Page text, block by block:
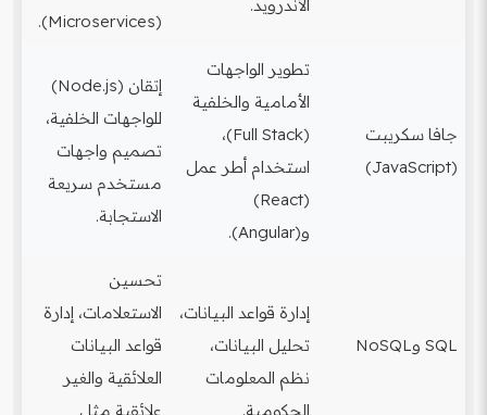
الأندرويد.
(Microservices).
جافا سكريبت
(JavaScript)
تطوير الواجهات
الأمامية والخلفية
(Full Stack)،
استخدام أطر عمل
(React)
و(Angular).
إتقان (Node.js)
للواجهات الخلفية،
تصميم واجهات
مستخدم سريعة
الاستجابة.
SQL وNoSQL
إدارة قواعد البيانات،
تحليل البيانات،
نظم المعلومات
الحكومية.
تحسين
الاستعلامات، إدارة
قواعد البيانات
العلائقية والغير
علائقية مثل